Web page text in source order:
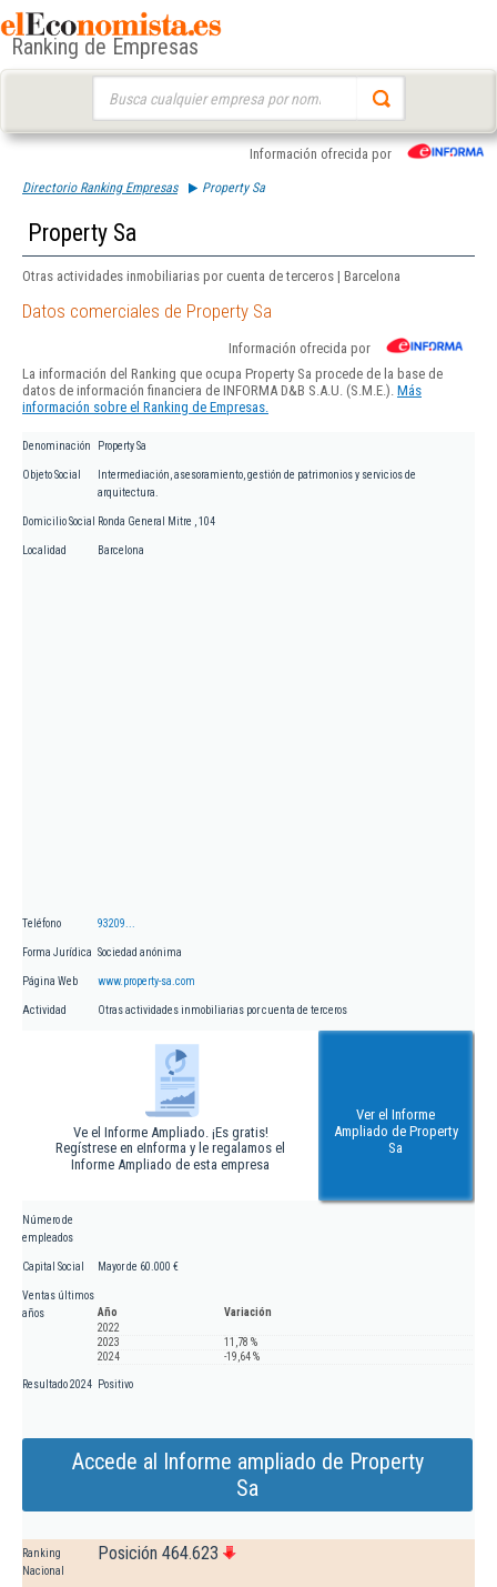
Ranking de Empresas
Información ofrecida por
Directorio Ranking Empresas Property Sa
Property Sa
Otras actividades inmobiliarias por cuenta de terceros | Barcelona
Datos comerciales de Property Sa
Información ofrecida por
La información del Ranking que ocupa Property Sa procede de la base de
datos de información financiera de INFORMA D&B S.A.U. (S.M.E.). Más
información sobre el Ranking de Empresas.
Denominación Property Sa
Objeto Social
Intermediación, asesoramiento, gestión de patrimonios y servicios de
arquitectura.
Domicilio Social Ronda General Mitre , 104
Localidad Barcelona
Teléfono 93209...
Forma Jurídica Sociedad anónima
Página Web www.property-sa.com
Actividad Otras actividades inmobiliarias por cuenta de terceros
Ve el Informe Ampliado. ¡Es gratis!
Regístrese en eInforma y le regalamos el
Informe Ampliado de esta empresa
Ver el Informe
Ampliado de Property
Sa
Número de
empleados
Capital Social Mayor de 60.000 €
Ventas últimos
años
Año
Variación
2022
2023
11,78 %
2024
-19,64 %
Resultado 2024 Positivo
Accede al Informe ampliado de Property
Sa
Ranking
Nacional
Posición 464.623